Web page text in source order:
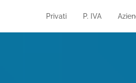
Privati P. IVA